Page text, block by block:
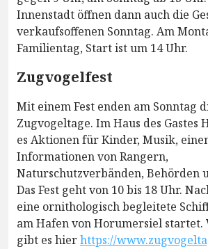
Innenstadt öffnen dann auch die
verkaufsoffenen Sonntag. Am
Familientag, Start ist um 14 Uhr.
Zugvogelfest
Mit einem Fest enden am Sonntag
Zugvogeltage. Im Haus des
es Aktionen für Kinder, Musik,
Informationen von Rangern,
Naturschutzverbänden, Behörden
Das Fest geht von 10 bis 18 Uhr.
eine ornithologisch begleitete
am Hafen von Horumersiel startet.
gibt es hierhttps://